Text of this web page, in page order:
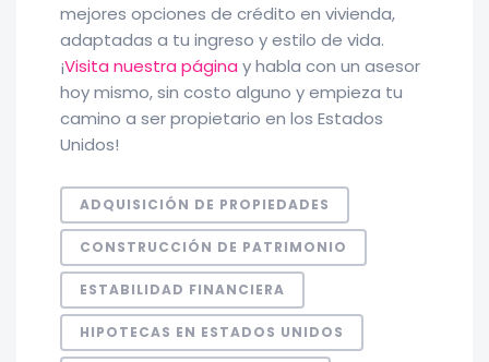
mejores opciones de crédito en vivienda,
adaptadas a tu ingreso y estilo de vida.
¡Visita nuestra página y habla con un asesor
hoy mismo, sin costo alguno y empieza tu
camino a ser propietario en los Estados
Unidos!
ADQUISICIÓN DE PROPIEDADES
CONSTRUCCIÓN DE PATRIMONIO
ESTABILIDAD FINANCIERA
HIPOTECAS EN ESTADOS UNIDOS